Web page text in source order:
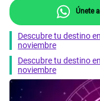
Únete
Descubre tu destino
noviembre
Descubre tu destino
noviembre